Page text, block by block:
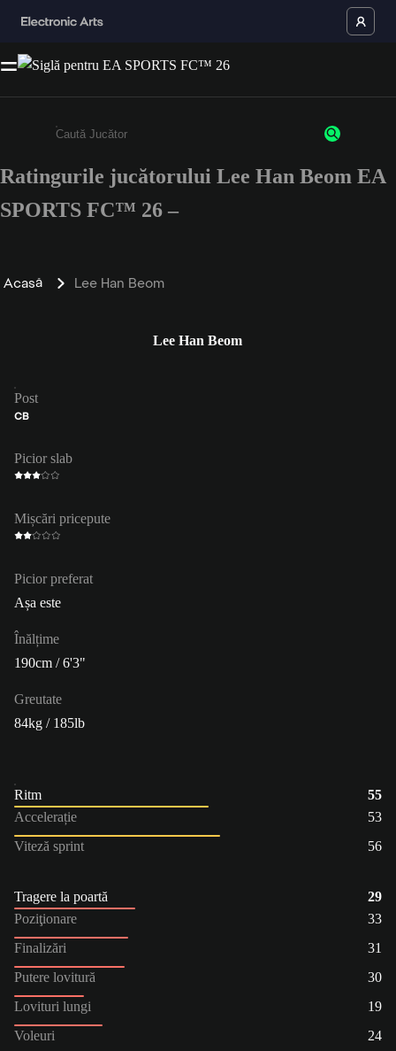
Enter a minimum of 3 characters or numbers
Ratingurile jucătorului Lee Han Beom EA
SPORTS FC™ 26 –
Acasă Lee Han Beom
Lee Han Beom
Post
CB
Picior slab
Mișcări pricepute
Picior preferat
Așa este
Înălțime
190cm / 6'3"
Greutate
84kg / 185lb
Ritm
55
Accelerație
53
Viteză sprint
56
Tragere la poartă
29
Poziţionare
33
Finalizări
31
Putere lovitură
30
Lovituri lungi
19
Voleuri
24